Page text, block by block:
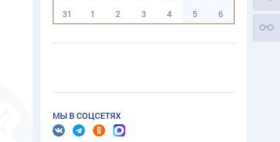
31
1 2 3 4 5 6
МЫ В СОЦСЕТЯХ